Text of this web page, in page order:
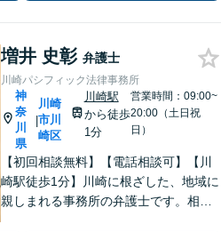
増井 史彰 弁護士
川崎パシフィック法律事務所
神
奈
川
県
|
川崎
市川
崎区
川崎駅
から徒歩
1分
営業時間：09:00~
20:00（土日祝
日）
【初回相談無料】【電話相談可】【川
崎駅徒歩1分】川崎に根ざした、地域に
親しまれる事務所の弁護士です。相